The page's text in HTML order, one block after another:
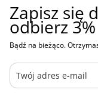
Zapisz się
odbierz
Bądź na bieżąco.